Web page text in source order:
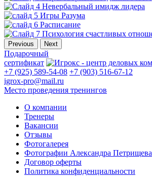
Previous Next
Подарочный
сертификат
+7 (925) 589-54-08 +7 (903) 516-67-12
igrox-pro@mail.ru
Место проведения тренингов
О компании
Тренеры
Вакансии
Отзывы
Фотогалерея
Фотографии Александра Петрищева
Договор оферты
Политика конфиденциальности